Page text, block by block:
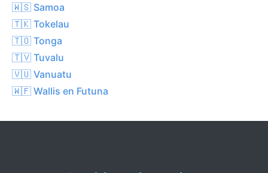
🇼🇸 Samoa
🇹🇰 Tokelau
🇹🇴 Tonga
🇹🇻 Tuvalu
🇻🇺 Vanuatu
🇼🇫 Wallis en Futuna